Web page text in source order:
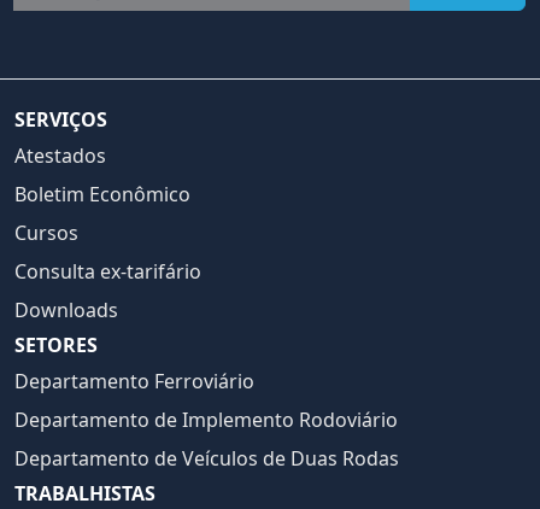
SERVIÇOS
Atestados
Boletim Econômico
Cursos
Consulta ex-tarifário
Downloads
SETORES
Departamento Ferroviário
Departamento de Implemento Rodoviário
Departamento de Veículos de Duas Rodas
TRABALHISTAS